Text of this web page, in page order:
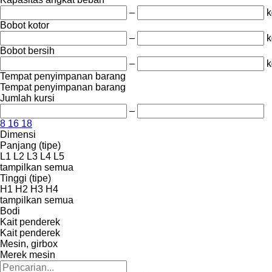
–
Bobot kotor
–
Bobot bersih
–
Tempat penyimpanan barang
Tempat penyimpanan barang
Jumlah kursi
–
8 16 18
Dimensi
Panjang (tipe)
L1 L2 L3 L4 L5
tampilkan semua
Tinggi (tipe)
H1 H2 H3 H4
tampilkan semua
Bodi
Kait penderek
Kait penderek
Mesin, girbox
Merek mesin